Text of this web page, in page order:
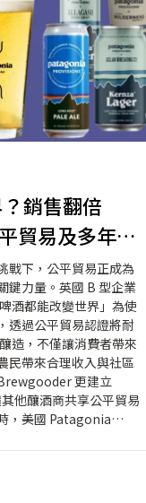
銷售翻倍
貿易及多年生
戰下，公平貿易正成為
鍵力量。英國 B 型企業
酒都能改變世界」為使
透過公平貿易認證將耐
造，不僅讓消費者帶來
民帶來合理收入與社區
更建立
他釀酒商共享公平貿易
，美國 Patagonia
永續農業的理念深入消
水源並吸收二氧化碳，
的潛力。這些案例證明